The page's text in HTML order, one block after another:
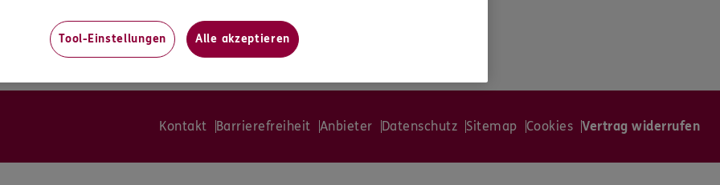
nach vorheriger telefonischer
Kontakt Barrierefreiheit Anbieter Datenschutz Sitemap Cookies Vertrag widerrufen
Tool-Einstellungen Alle akzeptieren